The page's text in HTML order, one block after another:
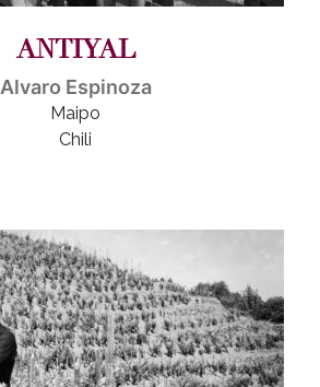
ANTIYAL
Alvaro Espinoza
Maipo
Chili